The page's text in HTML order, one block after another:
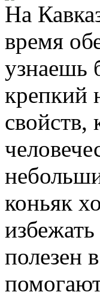
На
время
узнаешь
крепкий
свойств,
коньяк
полезен